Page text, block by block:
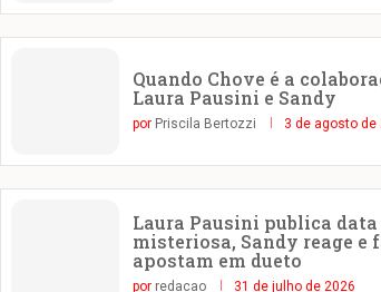
Quando Chove é a
Laura Pausini e Sandy
por Priscila Bertozzi 3 de agosto de
Laura Pausini publica data
misteriosa, Sandy reage e
apostam em dueto
por redacao 31 de julho de 2026